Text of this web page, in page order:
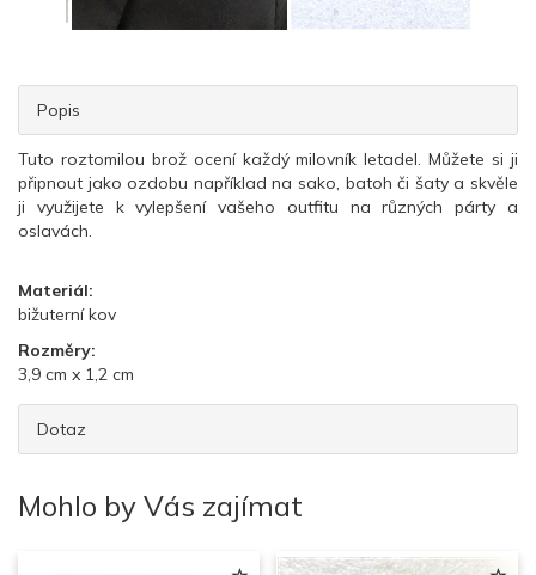
Popis
Tuto roztomilou brož ocení každý milovník letadel. Můžete si ji
připnout jako ozdobu například na sako, batoh či šaty a skvěle
ji využijete k vylepšení vašeho outfitu na různých párty a
oslavách.
Materiál:
bižuterní kov
Rozměry:
3,9 cm x 1,2 cm
Dotaz
Mohlo by Vás zajímat